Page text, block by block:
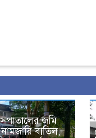
জমি
বাতিল,